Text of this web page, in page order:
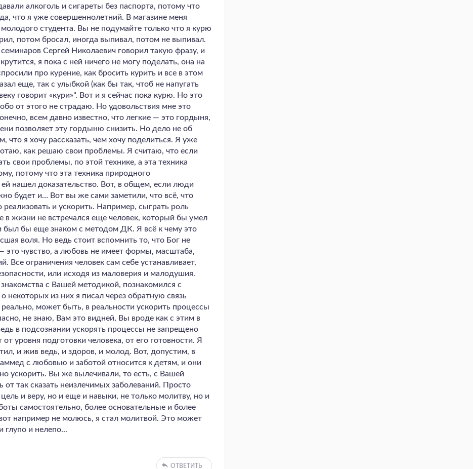
алкоголь и сигареты без паспорта, потому что
что я уже совершеннолетний. В магазине меня
студента. Вы не подумайте только что я курю
потом бросал, иногда выпивал, потом не выпивал.
Сергей Николаевич говорил такую фразу, и
я пока с ней ничего не могу поделать, она на
про курение, как бросить курить и все в этом
еще, так с улыбкой (как бы так, чтоб не напугать
говорит «кури»". Вот и я сейчас пока курю. Но это
от этого не страдаю. Но удовольствия мне это
всем давно известно, что легкие — это гордыня,
позволяет эту гордыню снизить. Но дело не об
что я хочу рассказать, чем хочу поделиться. Я уже
как решаю свои проблемы. Я считаю, что если
свои проблемы, по этой технике, а эта техника
потому что эта техника природного
нашел доказательство. Вот, в общем, если люди
будет и… Вот вы же сами заметили, что всё, что
и ускорить. Например, сыграть роль
в жизни не встречался еще человек, который бы умел
был бы еще знаком с методом ДК. Я всё к чему это
воля. Но ведь стоит вспомнить то, что Бог не
это чувство, а любовь не имеет формы, масштаба,
Все ограничения человек сам себе устанавливает,
или исходя из маловерия и малодушия.
с Вашей методикой, познакомился с
некоторых из них я писал через обратную связь
может быть, в реальности ускорить процессы
не знаю, Вам это видней, Вы вроде как с этим в
в подсознании ускорять процессы не запрещено
уровня подготовки человека, от его готовности. Я
и жив ведь, и здоров, и молод. Вот, допустим, в
с любовью и заботой относится к детям, и они
ускорить. Вы же вылечивали, то есть, с Вашей
так сказать неизлечимых заболеваний. Просто
и веру, но и еще и навыки, не только молитву, но и
самостоятельно, более основательные и более
например не молюсь, я стал молитвой. Это может
глупо и нелепо...
ОТВЕТИТЬ